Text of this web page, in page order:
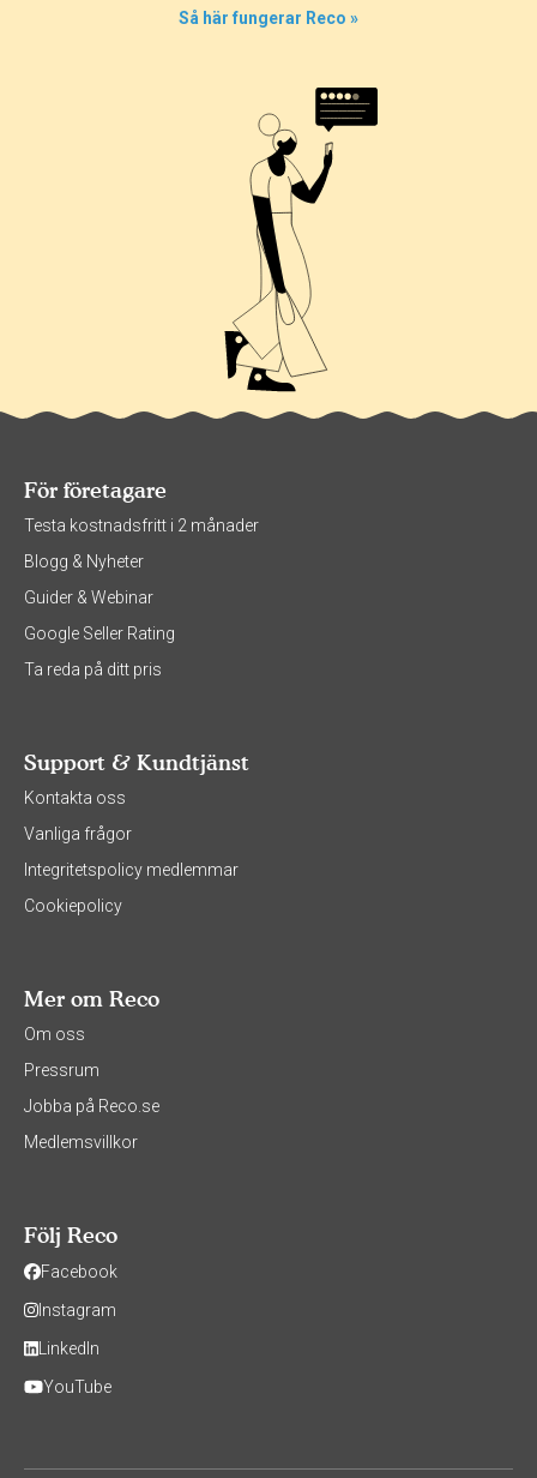
Så här fungerar Reco »
För företagare
Testa kostnadsfritt i 2 månader
Blogg & Nyheter
Guider & Webinar
Google Seller Rating
Ta reda på ditt pris
Support & Kundtjänst
Kontakta oss
Vanliga frågor
Integritetspolicy medlemmar
Cookiepolicy
Mer om Reco
Om oss
Pressrum
Jobba på Reco.se
Medlemsvillkor
Följ Reco
Facebook
Instagram
LinkedIn
YouTube